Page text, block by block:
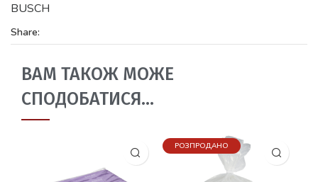
BUSCH
Share:
ВАМ ТАКОЖ МОЖЕ
СПОДОБАТИСЯ…
РОЗПРОДАНО